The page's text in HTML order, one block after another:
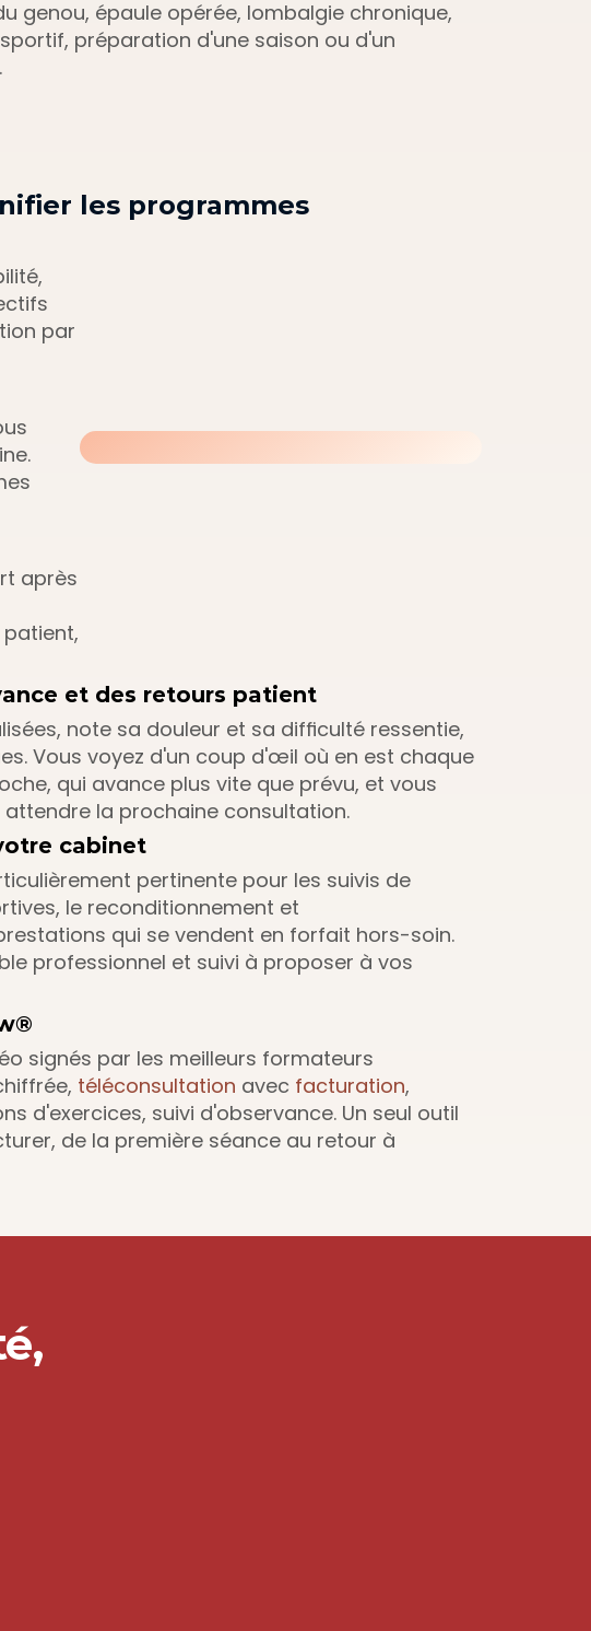
genou, épaule opérée, lombalgie chronique,
préparation d'une saison ou d'un
les programmes
par
après
et des retours patient
note sa douleur et sa difficulté ressentie,
Vous voyez d'un coup d'œil où en est chaque
qui avance plus vite que prévu, et vous
la prochaine consultation.
cabinet
pertinente pour les suivis de
le reconditionnement et
qui se vendent en forfait hors-soin.
professionnel et suivi à proposer à vos
signés par les meilleurs formateurs
téléconsultation avec facturation,
d'exercices, suivi d'observance. Un seul outil
de la première séance au retour à